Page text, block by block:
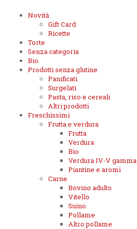
Novità
Gift Card
Ricette
Torte
Senza categoria
Bio
Prodotti senza glutine
Panificati
Surgelati
Pasta, riso e cereali
Altri prodotti
Freschissimi
Frutta e verdura
Frutta
Verdura
Bio
Verdura IV-V gamma
Piantine e aromi
Carne
Bovino adulto
Vitello
Suino
Pollame
Altro pollame